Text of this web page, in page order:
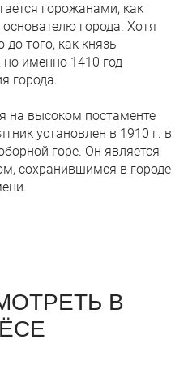
горожанами, как
города. Хотя
до того, как князь
но именно 1410 год
города.
на высоком постаменте
установлен в 1910 г. в
горе. Он является
сохранившимся в городе
В